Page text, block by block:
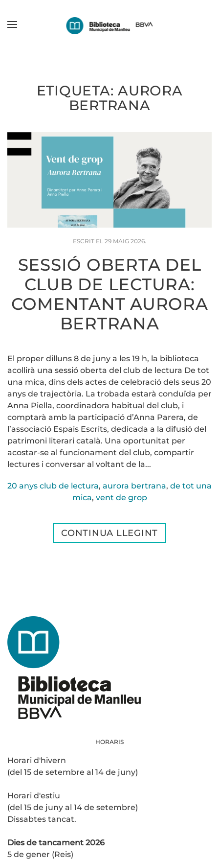
ETIQUETA: AURORA
BERTRANA
ESCRIT EL 29 MAIG 2026.
SESSIÓ OBERTA DEL
CLUB DE LECTURA:
COMENTANT AURORA
BERTRANA
El proper dilluns 8 de juny a les 19 h, la biblioteca
acollirà una sessió oberta del club de lectura De tot
una mica, dins dels actes de celebració dels seus 20
anys de trajectòria. La trobada estarà conduïda per
Anna Piella, coordinadora habitual del club, i
comptarà amb la participació d’Anna Parera, de
l’associació Espais Escrits, dedicada a la difusió del
patrimoni literari català. Una oportunitat per
acostar-se al funcionament del club, compartir
lectures i conversar al voltant de la...
20 anys club de lectura, aurora bertrana, de tot una
mica, vent de grop
CONTINUA LLEGINT
HORARIS
Horari d'hivern
(del 15 de setembre al 14 de juny)
Horari d'estiu
(del 15 de juny al 14 de setembre)
Dissabtes tancat.
Dies de tancament 2026
5 de gener (Reis)